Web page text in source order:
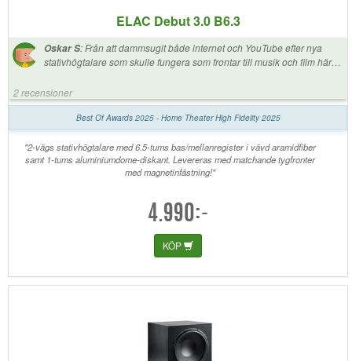
ELAC Debut 3.0 B6.3
Oskar S:Från att dammsugit både internet och YouTube efter nya
stativhögtalare som skulle fungera som frontar till musik och film här
både till musik och film. Kompletterar basen med en svs sb-1000 pro,
då basen kan bli lite tunn vid viss lyssning. Stark rekommendation om
man letar nya högtalare. 5/5
2 recensioner
Best Of Awards 2025 - Home Theater High Fidelity 2025
"2-vägs stativhögtalare med 6.5-tums bas/mellanregister i vävd aramidfiber
samt 1-tums aluminiumdome-diskant. Levereras med matchande tygfronter
med magnetinfästning!"
4.990:-
KÖP